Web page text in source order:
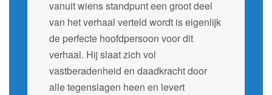
vanuit wiens standpunt een groot deel
van het verhaal verteld wordt is eigenlijk
de perfecte hoofdpersoon voor dit
verhaal. Hij slaat zich vol
vastberadenheid en daadkracht door
alle tegenslagen heen en levert